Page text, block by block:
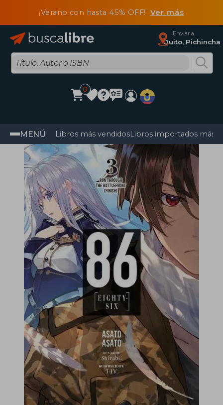
¡Verano con hasta 45% OFF! Ver más
Enviar a
Quito, Pichincha
0
MENÚ Libros más vendidosLibros importados más